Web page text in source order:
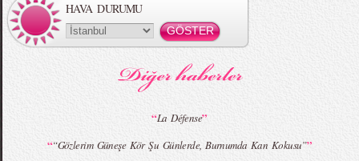
HAVA DURUMU
“La Défense”
““Gözlerim Güneşe Kör Şu Günlerde, Burnumda Kan Kokusu””